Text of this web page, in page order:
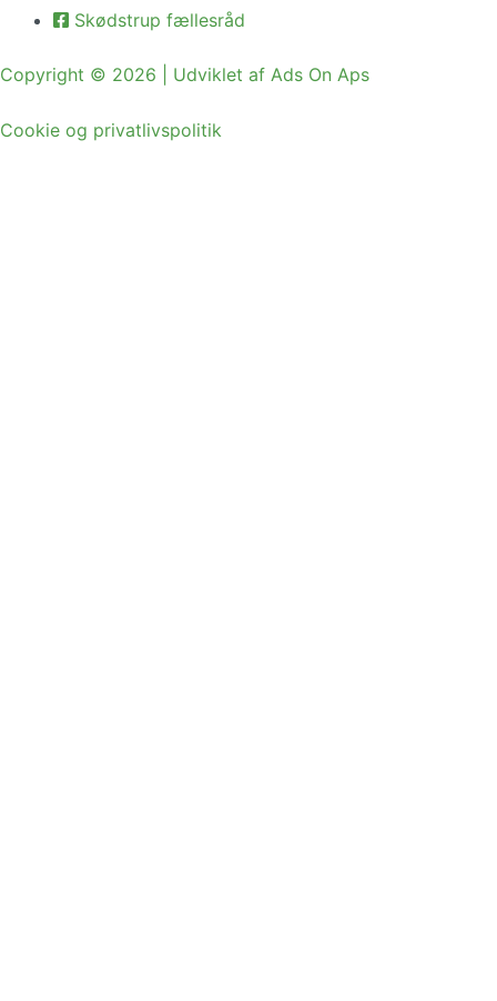
Skødstrup fællesråd
Copyright © 2026 | Udviklet af Ads On Aps
Cookie og privatlivspolitik